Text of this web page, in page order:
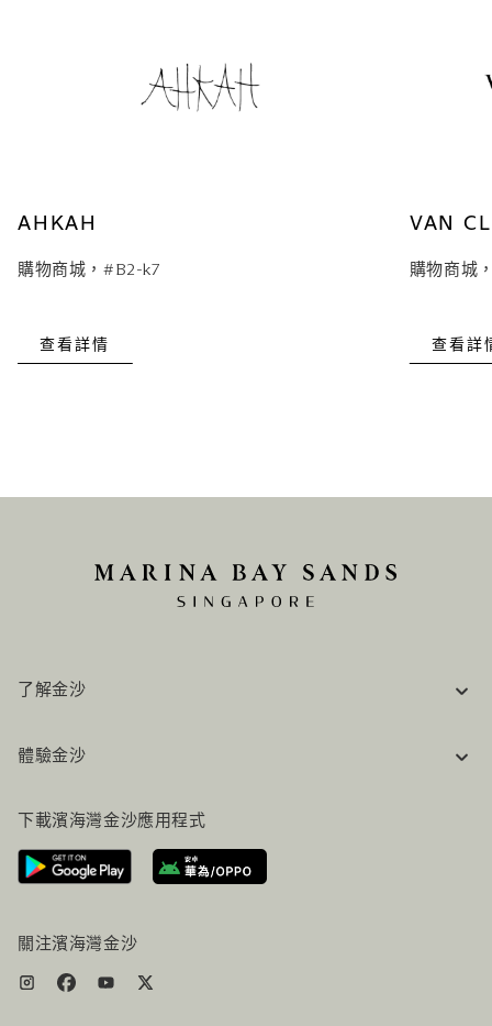
AHKAH
購物商城，#B2-k7
查看詳情
VAN
購物商城
查看詳
了解金沙
工作機會
聯絡我們
體驗金沙
行程規劃
路線指引
服務設施
下載濱海灣金沙應用程式
關注濱海灣金沙